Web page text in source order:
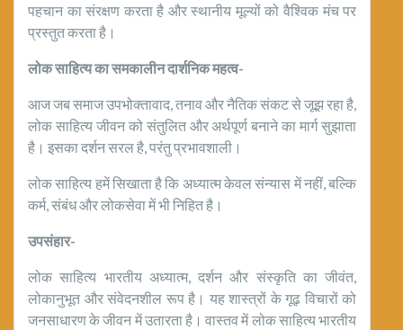
पहचान का संरक्षण करता है और स्थानीय मूल्यों को वैश्विक मंच पर
प्रस्तुत करता है।
लोक साहित्य का समकालीन दार्शनिक महत्व-
आज जब समाज उपभोक्तावाद, तनाव और नैतिक संकट से जूझ रहा है,
लोक साहित्य जीवन को संतुलित और अर्थपूर्ण बनाने का मार्ग सुझाता
है। इसका दर्शन सरल है, परंतु प्रभावशाली।
लोक साहित्य हमें सिखाता है कि अध्यात्म केवल संन्यास में नहीं, बल्कि
कर्म, संबंध और लोकसेवा में भी निहित है।
उपसंहार-
लोक साहित्य भारतीय अध्यात्म, दर्शन और संस्कृति का जीवंत,
लोकानुभूत और संवेदनशील रूप है। यह शास्त्रों के गूढ़ विचारों को
जनसाधारण के जीवन में उतारता है। वास्तव में लोक साहित्य भारतीय